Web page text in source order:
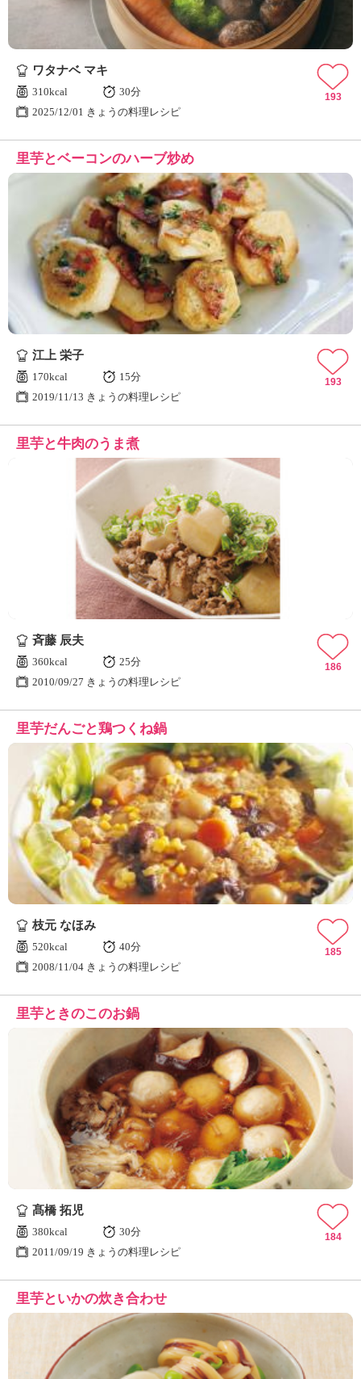
ワタナベ マキ
310kcal
30分
2025/12/01 きょうの料理レシピ
193
里芋とベーコンのハーブ炒め
江上 栄子
170kcal
15分
2019/11/13 きょうの料理レシピ
193
里芋と牛肉のうま煮
斉藤 辰夫
360kcal
25分
2010/09/27 きょうの料理レシピ
186
里芋だんごと鶏つくね鍋
枝元 なほみ
520kcal
40分
2008/11/04 きょうの料理レシピ
185
里芋ときのこのお鍋
髙橋 拓児
380kcal
30分
2011/09/19 きょうの料理レシピ
184
里芋といかの炊き合わせ